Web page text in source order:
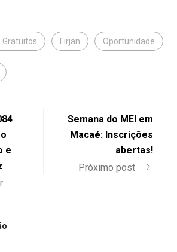
Gratuitos Firjan Oportunidade
e
Semana do MEI em
Macaé: Inscrições
abertas!
Próximo post